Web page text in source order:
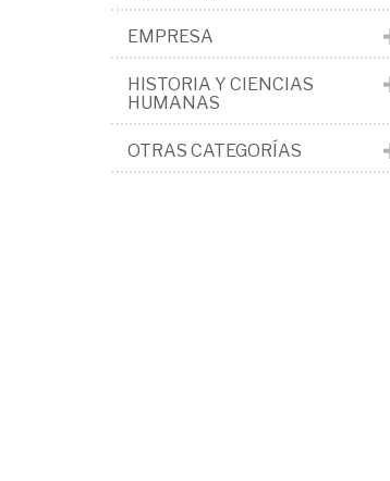
EMPRESA
HISTORIA Y CIENCIAS
HUMANAS
OTRAS CATEGORÍAS